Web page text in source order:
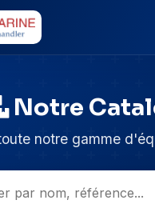
Notre
notre gamme